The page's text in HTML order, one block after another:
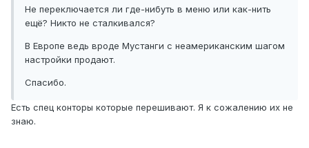
Не переключается ли где-нибуть в меню или как-нить
ещё? Никто не сталкивался?
В Европе ведь вроде Мустанги с неамериканским шагом
настройки продают.
Спасибо.
Есть спец конторы которые перешивают. Я к сожалению их не
знаю.